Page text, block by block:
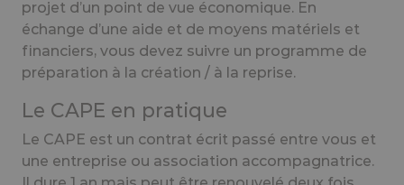
projet d’un point de vue économique. En
échange d’une aide et de moyens matériels et
financiers, vous devez suivre un programme de
préparation à la création / à la reprise.
Le CAPE en pratique
Le CAPE est un contrat écrit passé entre vous et
une entreprise ou association accompagnatrice.